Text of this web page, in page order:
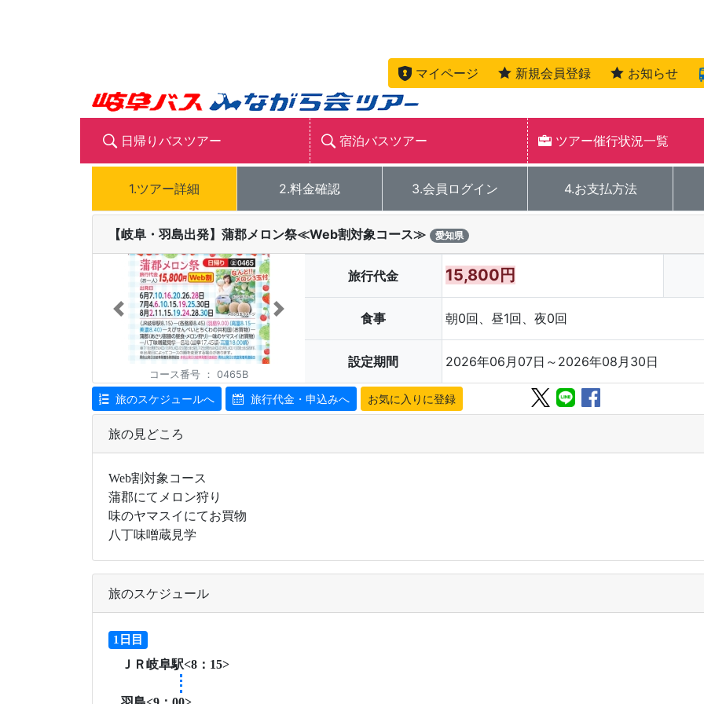
マイページ 新規会員登録 お知らせ
日帰りバスツアー 宿泊バスツアー ツアー催行状況一覧
1.ツアー詳細 2.料金確認 3.会員ログイン 4.お支払方法
【岐阜・羽島出発】蒲郡メロン祭≪Web割対象コース≫ 愛知県
メロン狩りイメージ
コース番号 0465B
旅行代金 15,800円
食事 朝0回、昼1回、夜0回
旅のスケジュールへ 旅行代金・申込みへ
旅の見どころ
Web割対象コース
蒲郡にてメロン狩り
味のヤマスイにてお買物
旅のスケジュール
1日目
ＪＲ岐阜駅<8：15>